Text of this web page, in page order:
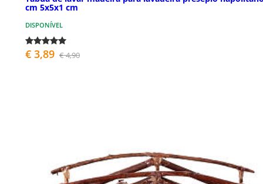
cm 5x5x1 cm
DISPONÍVEL
€ 3,89 € 4,90